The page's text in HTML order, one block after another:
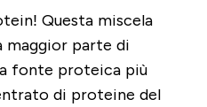
Questa miscela
maggior parte di
fonte proteica più
di proteine del